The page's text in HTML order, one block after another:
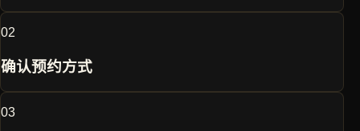
02
确认预约方式
03